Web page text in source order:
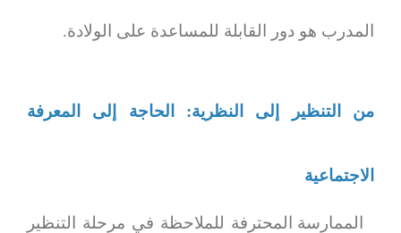
المدرب هو دور القابلة للمساعدة على الولادة.
من التنظير إلى النظرية: الحاجة إلى المعرفة
الاجتماعية
الممارسة المحترفة للملاحظة في مرحلة التنظير